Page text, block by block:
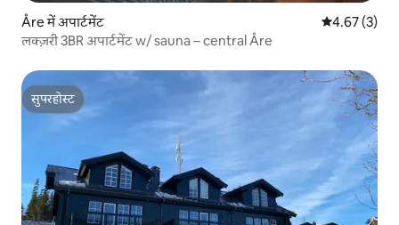
Åre में अपार्टमेंट औसत रेटिंग 5 में
4.67 (3)
लक्ज़री 3BR अपार्टमेंट w/ sauna – central Åre
सुपरहोस्ट
सुपरहोस्ट